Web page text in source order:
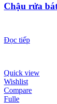
Chậu rửa
Đọc tiếp
Quick view
Wishlist
Compare
Fulle